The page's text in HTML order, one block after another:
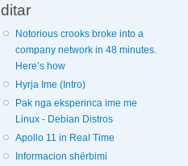
ditar
Notorious crooks broke into a
company network in 48 minutes.
Here’s how
Hyrja Ime (Intro)
Pak nga eksperinca ime me
Linux - Debian Distros
Apollo 11 in Real Time
Informacion shërbimi